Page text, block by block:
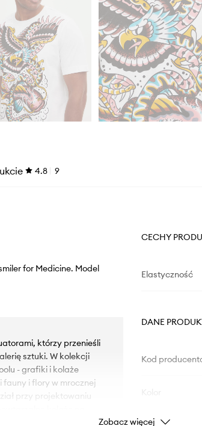
4.8 9
for Medicine. Model
którzy przenieśli
sztuki. W kolekcji
- grafiki i kolaże
i flory w mrocznej
przy projektowaniu
CECHY
Elastyczność
DANE
Kod
Zobacz więcej